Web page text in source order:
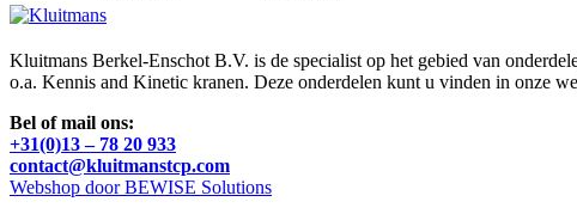
Kluitmans Berkel-Enschot B.V. is de specialist op het gebied van
o.a. Kennis and Kinetic kranen. Deze onderdelen kunt u vinden in onze
Bel of mail ons:
+31(0)13 – 78 20 933
contact@kluitmanstcp.com
Webshop door BEWISE Solutions